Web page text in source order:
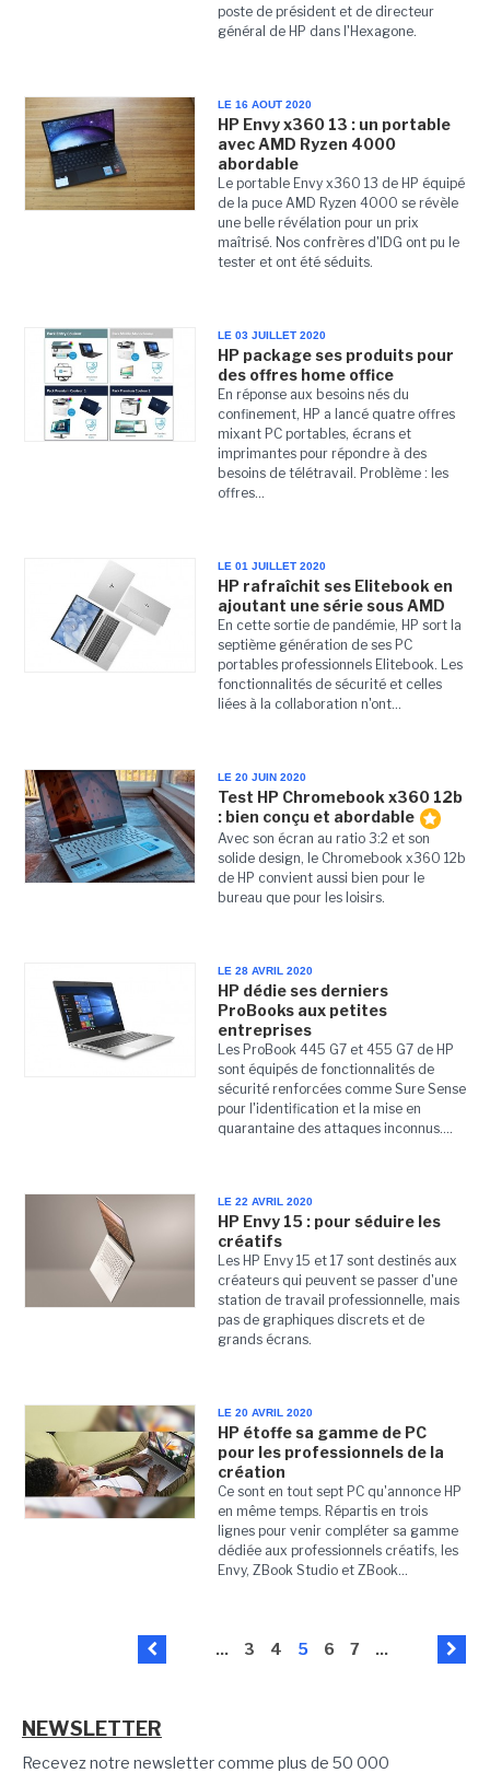
poste de président et de directeur
général de HP dans l'Hexagone.
LE 16 AOUT 2020
HP Envy x360 13 : un portable
avec AMD Ryzen 4000
abordable
Le portable Envy x360 13 de HP équipé
de la puce AMD Ryzen 4000 se révèle
une belle révélation pour un prix
maîtrisé. Nos confrères d'IDG ont pu le
tester et ont été séduits.
LE 03 JUILLET 2020
HP package ses produits pour
des offres home office
En réponse aux besoins nés du
confinement, HP a lancé quatre offres
mixant PC portables, écrans et
imprimantes pour répondre à des
besoins de télétravail. Problème : les
offres...
LE 01 JUILLET 2020
HP rafraîchit ses Elitebook en
ajoutant une série sous AMD
En cette sortie de pandémie, HP sort la
septième génération de ses PC
portables professionnels Elitebook. Les
fonctionnalités de sécurité et celles
liées à la collaboration n'ont...
LE 20 JUIN 2020
Test HP Chromebook x360 12b
: bien conçu et abordable
Avec son écran au ratio 3:2 et son
solide design, le Chromebook x360 12b
de HP convient aussi bien pour le
bureau que pour les loisirs.
LE 28 AVRIL 2020
HP dédie ses derniers
ProBooks aux petites
entreprises
Les ProBook 445 G7 et 455 G7 de HP
sont équipés de fonctionnalités de
sécurité renforcées comme Sure Sense
pour l'identification et la mise en
quarantaine des attaques inconnus....
LE 22 AVRIL 2020
HP Envy 15 : pour séduire les
créatifs
Les HP Envy 15 et 17 sont destinés aux
créateurs qui peuvent se passer d'une
station de travail professionnelle, mais
pas de graphiques discrets et de
grands écrans.
LE 20 AVRIL 2020
HP étoffe sa gamme de PC
pour les professionnels de la
création
Ce sont en tout sept PC qu'annonce HP
en même temps. Répartis en trois
lignes pour venir compléter sa gamme
dédiée aux professionnels créatifs, les
Envy, ZBook Studio et ZBook...
... 3 4 5 6 7 ...
NEWSLETTER
Recevez notre newsletter comme plus de 50 000